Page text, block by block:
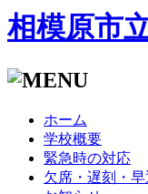
相模原市
ホーム
学校概要
緊急時の対応
欠席・遅刻・